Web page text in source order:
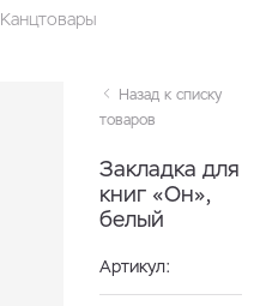
Канцтовары
Назад к списку
товаров
Закладка для
книг «Он»,
белый
Артикул: